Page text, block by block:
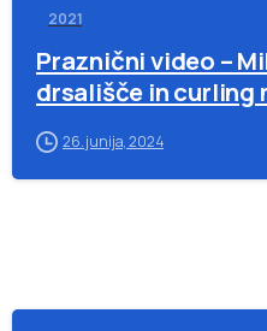
2021
Praznični video –
drsališče in curling
26. junija, 2024